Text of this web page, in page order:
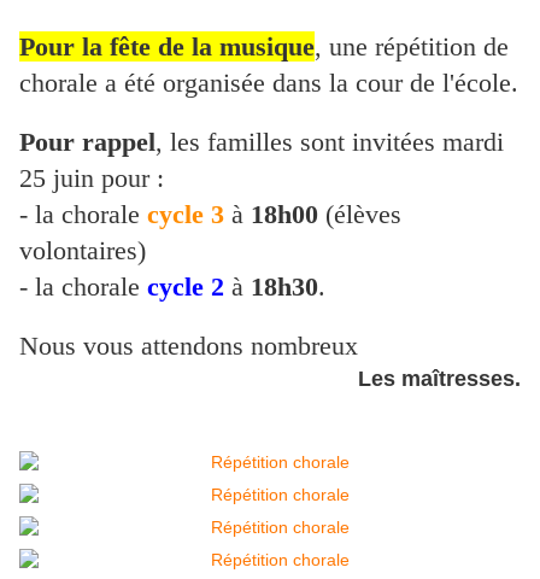
Pour la fête de la musique, une répétition de
chorale a été organisée dans la cour de l'école.
Pour rappel, les familles sont invitées mardi
25 juin pour :
- la chorale cycle 3 à 18h00 (élèves
volontaires)
- la chorale cycle 2 à 18h30.
Nous vous attendons nombreux
Les maîtresses.